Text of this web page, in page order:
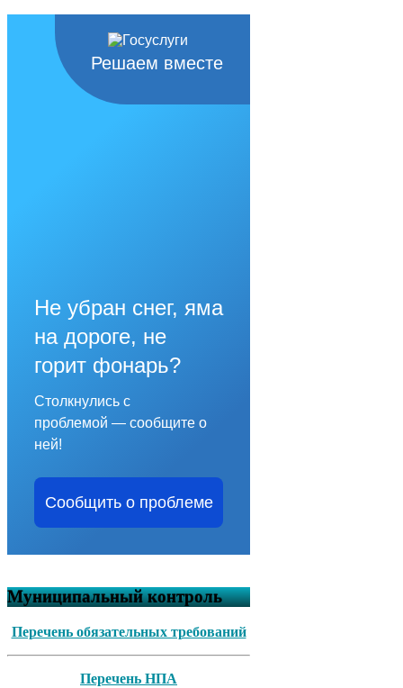
Решаем вместе
Не убран снег, яма
на дороге, не
горит фонарь?
Столкнулись с
проблемой — сообщите о
ней!
Сообщить о проблеме
Муниципальный контроль
Перечень обязательных требований
Перечень НПА